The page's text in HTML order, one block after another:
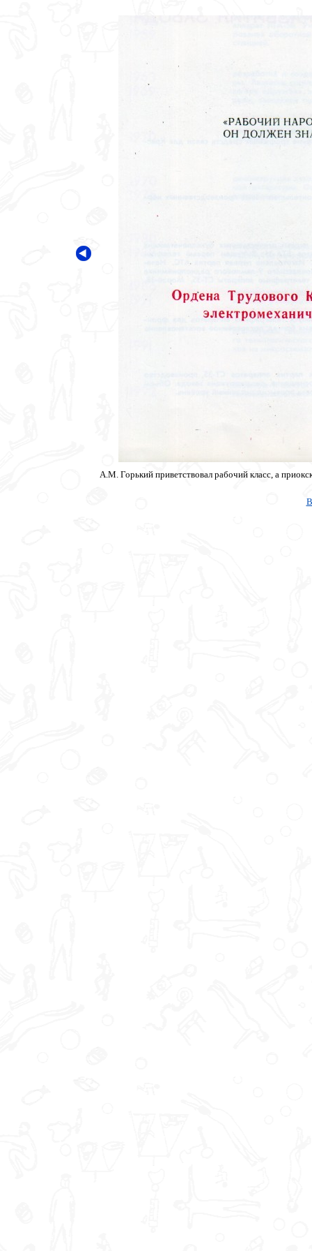
А.М. Горький приветствовал рабочий класс, а